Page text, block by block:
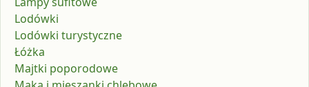
Lodówki
Lodówki turystyczne
Łóżka
Majtki poporodowe